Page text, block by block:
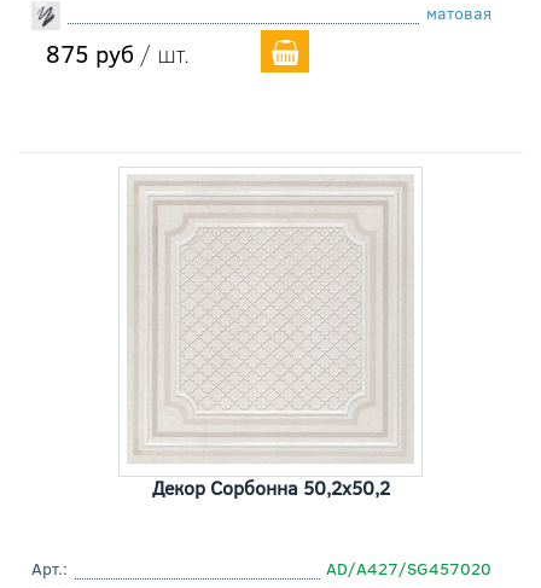
матовая
875 руб / шт.
Декор Сорбонна 50,2x50,2
Арт.:
AD/A427/SG457020